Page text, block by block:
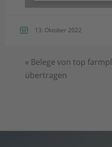
13. Oktober 2022
« Belege von top
übertragen